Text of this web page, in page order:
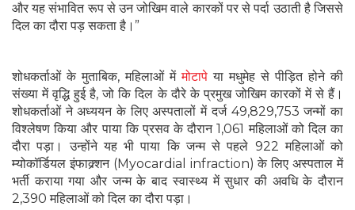
और यह संभावित रूप से उन जोखिम वाले कारकों पर से पर्दा उठाती है जिससे
दिल का दौरा पड़ सकता है।”
शोधकर्ताओं के मुताबिक, महिलाओं मेंमोटापे या मधुमेह से पीड़ित होने की
संख्या में वृद्धि हुई है, जो कि दिल के दौरे के प्रमुख जोखिम कारकों में से हैं।
शोधकर्ताओं ने अध्ययन के लिए अस्पतालों में दर्ज 49,829,753 जन्मों का
विश्लेषण किया और पाया कि प्रसव के दौरान 1,061 महिलाओं को दिल का
दौरा पड़ा। उन्होंने यह भी पाया कि जन्म से पहले 922 महिलाओं को
म्योकॉर्डियल इंफाक्र्शन (Myocardial infraction) के लिए अस्पताल में
भर्ती कराया गया और जन्म के बाद स्वास्थ्य में सुधार की अवधि के दौरान
2,390 महिलाओं को दिल का दौरा पड़ा।